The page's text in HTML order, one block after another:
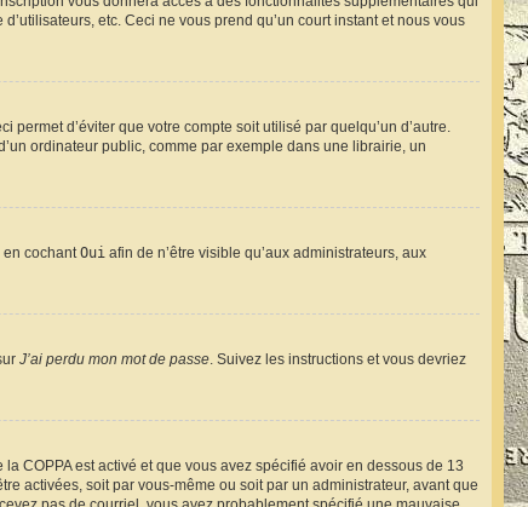
etc. Ceci ne vous prend qu’un court instant et nous vous
d’éviter que votre compte soit utilisé par quelqu’un d’autre.
ordinateur public, comme par exemple dans une librairie, un
en cochantOui afin de n’être visible qu’aux administrateurs, aux
J’ai perdu mon mot de passe. Suivez les instructions et vous devriez
COPPA est activé et que vous avez spécifié avoir en dessous de 13
activées, soit par vous-même ou soit par un administrateur, avant que